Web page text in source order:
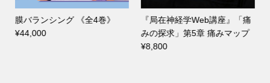
膜バランシング 《全4巻》
¥44,000
『局在神経学Web講座』「痛
みの探求」第5章 痛みマップ
¥8,800